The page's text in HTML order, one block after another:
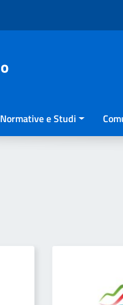
Normative e Studi